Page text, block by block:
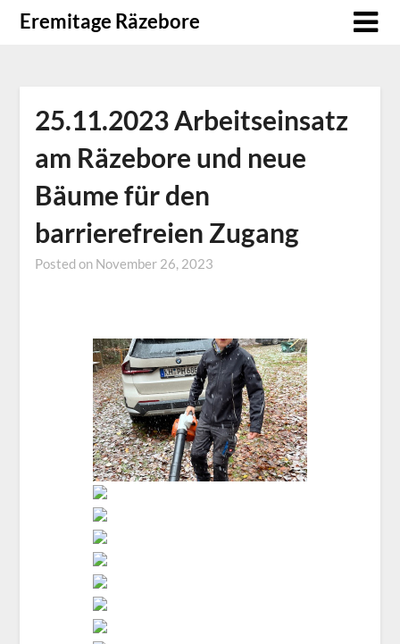
SkipEremitage Räzebore
25.11.2023 Arbeitseinsatz
am Räzebore und neue
Bäume für den
barrierefreien Zugang
Posted on November 26, 2023